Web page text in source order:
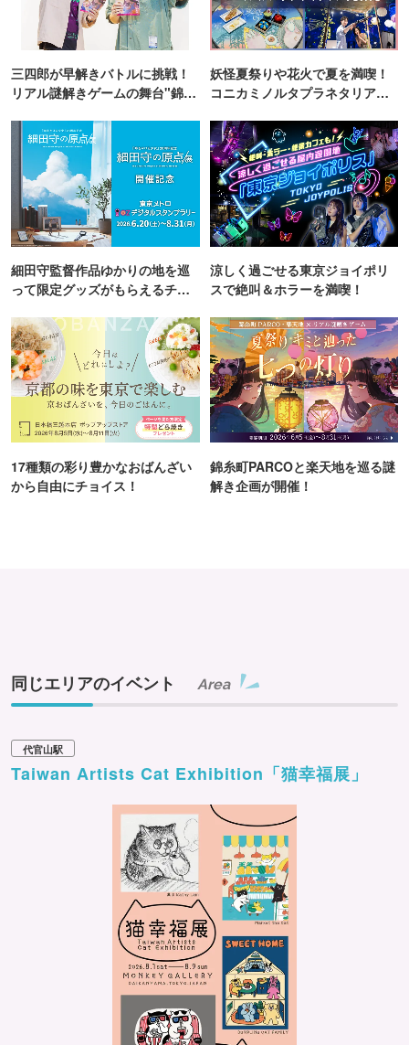
三四郎が早解きバトルに挑戦！
リアル謎解きゲームの舞台"錦糸
妖怪夏祭りや花火で夏を満喫！
コニカミノルタプラネタリア
細田守監督作品ゆかりの地を巡
って限定グッズがもらえるチャ
涼しく過ごせる東京ジョイポリ
スで絶叫＆ホラーを満喫！
17種類の彩り豊かなおばんざい
から自由にチョイス！
錦糸町PARCOと楽天地を巡る謎
解き企画が開催！
同じエリアのイベント Area
代官山駅
Taiwan Artists Cat Exhibition「猫幸福展」